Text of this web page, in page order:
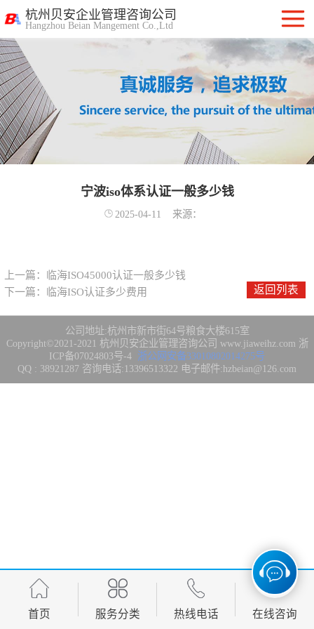
杭州贝安企业管理咨询公司
Hangzhou Beian Mangement Co.,Ltd
宁波iso体系认证一般多少钱
2025-04-11 来源：
上一篇：
临海ISO45000认证一般多少钱
下一篇：
临海ISO认证多少费用 返回列表
公司地址:杭州市新市街64号粮食大楼615室
Copyright©2021-2021 杭州贝安企业管理咨询公司 www.jiaweihz.com 浙
ICP备07024803号-4 浙公网安备33010802014275号
QQ : 38921287 咨询电话:13396513322 电子邮件:hzbeian@126.com
首页 服务分类 热线电话 在线咨询
ISO9001质量管
理体系认证
ISO14001环境管
理体系认证
OHSAS18001职
业健康安全管理
ISO27001信息安
务标准咨询服务
计算机信息系统
集成3/4/5级
IATF16949管理